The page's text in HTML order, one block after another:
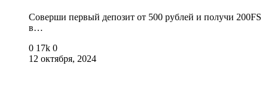
Соверши первый депозит от 500 рублей и получи 200FS
в…
0 17k 0
12 октября, 2024